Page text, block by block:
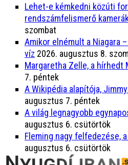
Lehet-e kémkedni közúti
rendszámfelismerő
szombat
Amikor elnémult a Niagara
víz 2026. augusztus 8.
Margaretha Zelle, a hírhedt
7. péntek
A Wikipédia alapítója,
augusztus 7. péntek
A világ legnagyobb
augusztus 6. csütörtök
Fleming nagy felfedezése,
augusztus 6. csütörtök